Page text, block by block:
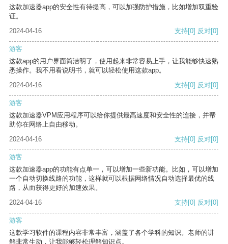
这款加速器app的安全性有待提高，可以加强防护措施，比如增加双重验
证。
2024-04-16
支持[0] 反对[0]
游客
这款app的用户界面简洁明了，使用起来非常容易上手，让我能够快速熟
悉操作。我不用看说明书，就可以轻松使用这款app。
2024-04-16
支持[0] 反对[0]
游客
这款加速器VPM应用程序可以给你提供最高速度和安全性的连接，并帮
助你在网络上自由移动。
2024-04-16
支持[0] 反对[0]
游客
这款加速器app的功能有点单一，可以增加一些新功能。比如，可以增加
一个自动切换线路的功能，这样就可以根据网络情况自动选择最优的线
路，从而获得更好的加速效果。
2024-04-16
支持[0] 反对[0]
游客
这款学习软件的课程内容非常丰富，涵盖了各个学科的知识。老师的讲
解非常生动，让我能够轻松理解知识点。